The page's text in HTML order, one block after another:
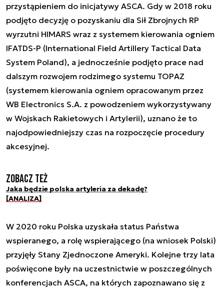
przystąpieniem do inicjatywy ASCA. Gdy w 2018 roku
podjęto decyzję o pozyskaniu dla Sił Zbrojnych RP
wyrzutni HIMARS wraz z systemem kierowania ogniem
IFATDS-P (International Field Artillery Tactical Data
System Poland), a jednocześnie podjęto prace nad
dalszym rozwojem rodzimego systemu TOPAZ
(systemem kierowania ogniem opracowanym przez
WB Electronics S.A. z powodzeniem wykorzystywany
w Wojskach Rakietowych i Artylerii), uznano że to
najodpowiedniejszy czas na rozpoczęcie procedury
akcesyjnej.
Zobacz też
Jaka będzie polska artyleria za dekadę?
[ANALIZA]
W 2020 roku Polska uzyskała status Państwa
wspieranego, a rolę wspierającego (na wniosek Polski)
przyjęły Stany Zjednoczone Ameryki. Kolejne trzy lata
poświęcone były na uczestnictwie w poszczególnych
konferencjach ASCA, na których zapoznawano się z